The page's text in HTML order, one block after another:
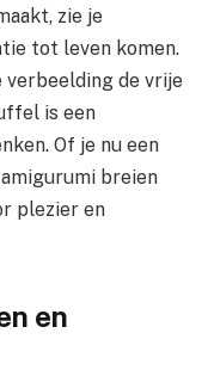
zie je
tot leven komen.
verbeelding de vrije
is een
Of je nu een
breien
plezier en
en